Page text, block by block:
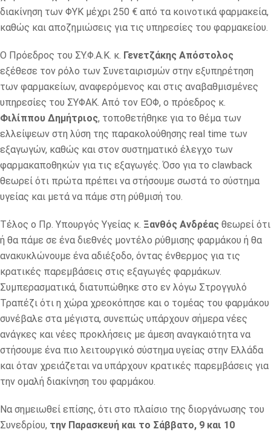
διακίνηση των ΦΥΚ μέχρι 250 € από τα κοινοτικά φαρμακεία,
καθώς και αποζημιώσεις για τις υπηρεσίες του φαρμακείου.
Ο Πρόεδρος του ΣΥ.Φ.Α.Κ. κ. Γενετζάκης Απόστολος
εξέθεσε τον ρόλο των Συνεταιρισμών στην εξυπηρέτηση
των φαρμακείων, αναφερόμενος και στις αναβαθμισμένες
υπηρεσίες του ΣΥΦΑΚ. Από τον ΕΟΦ, ο πρόεδρος κ.
Φιλίππου Δημήτριος, τοποθετήθηκε για το θέμα των
ελλείψεων στη λύση της παρακολούθησης real time των
εξαγωγών, καθώς και στον συστηματικό έλεγχο των
φαρμακαποθηκών για τις εξαγωγές. Όσο για το clawback
θεωρεί ότι πρώτα πρέπει να στήσουμε σωστά το σύστημα
υγείας και μετά να πάμε στη ρύθμισή του.
Τέλος ο Πρ. Υπουργός Υγείας κ. Ξανθός Ανδρέας θεωρεί ότι
ή θα πάμε σε ένα διεθνές μοντέλο ρύθμισης φαρμάκου ή θα
ανακυκλώνουμε ένα αδιέξοδο, όντας ένθερμος για τις
κρατικές παρεμβάσεις στις εξαγωγές φαρμάκων.
Συμπερασματικά, διατυπώθηκε στο εν λόγω Στρογγυλό
Τραπέζι ότι η χώρα χρεοκόπησε και ο τομέας του φαρμάκου
συνέβαλε στα μέγιστα, συνεπώς υπάρχουν σήμερα νέες
ανάγκες και νέες προκλήσεις με άμεση αναγκαιότητα να
στήσουμε ένα πιο λειτουργικό σύστημα υγείας στην Ελλάδα
και όταν χρειάζεται να υπάρχουν κρατικές παρεμβάσεις για
την ομαλή διακίνηση του φαρμάκου.
Να σημειωθεί επίσης, ότι στο πλαίσιο της διοργάνωσης του
Συνεδρίου, την Παρασκευή και το Σάββατο, 9 και 10